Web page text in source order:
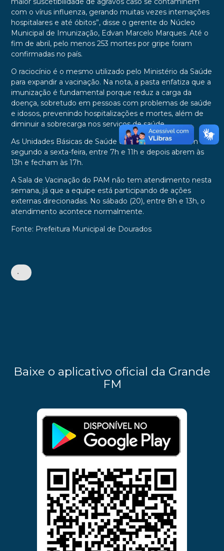
com o vírus influenza, gerando muitas vezes internações
hospitalares e até óbitos”, disse o gerente do Núcleo
Municipal de Imunização, Edvan Marcelo Marques. Até o
fim de abril, pelo menos 253 mortes por gripe foram
confirmadas no país.
O raciocínio é o mesmo utilizado pelo Ministério da Saúde
para expandir a vacinação. Na nota, a pasta enfatiza que a
imunização é fundamental porque reduz a carga da
doença, sobretudo em pessoas com problemas de saúde
e idosos, prevenindo hospitalizações e mortes, além de
diminuir a sobrecarga nos serviços de saúde.
As Unidades Básicas de Saúde de Dourados atendem de
segundo a sexta-feira, entre 7h e 11h e depois abrem às
13h e fecham às 17h.
A Sala de Vacinação do PAM não tem atendimento nesta
semana, já que a equipe está participando de ações
externas direcionadas. No sábado (20), entre 8h e 13h, o
atendimento acontece normalmente.
Fonte: Prefeitura Municipal de Dourados
•
Baixe o aplicativo oficial da Grande
FM